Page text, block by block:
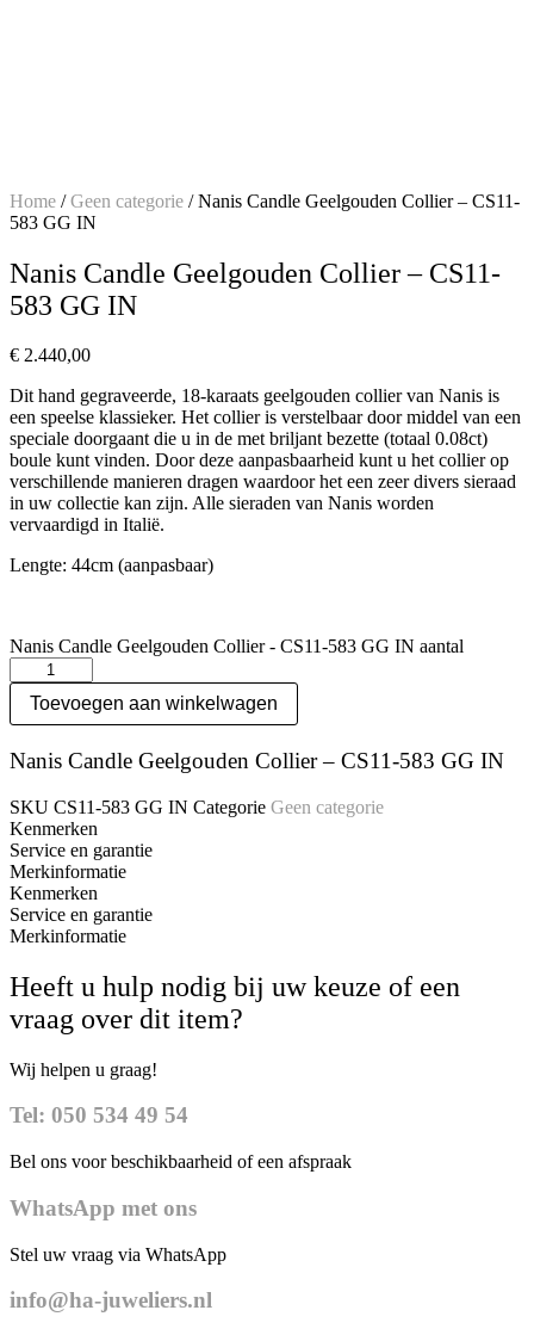
Home /Geen categorie / Nanis Candle Geelgouden Collier – CS11-
583 GG IN
Nanis Candle Geelgouden Collier – CS11-
583 GG IN
€ 2.440,00
Dit hand gegraveerde, 18-karaats geelgouden collier van Nanis is
een speelse klassieker. Het collier is verstelbaar door middel van een
speciale doorgaant die u in de met briljant bezette (totaal 0.08ct)
boule kunt vinden. Door deze aanpasbaarheid kunt u het collier op
verschillende manieren dragen waardoor het een zeer divers sieraad
in uw collectie kan zijn. Alle sieraden van Nanis worden
vervaardigd in Italië.
Lengte: 44cm (aanpasbaar)
Nanis Candle Geelgouden Collier - CS11-583 GG IN aantal
Toevoegen aan winkelwagen
Nanis Candle Geelgouden Collier – CS11-583 GG IN
SKU CS11-583 GG IN Categorie Geen categorie
Kenmerken
Service en garantie
Merkinformatie
Kenmerken
Service en garantie
Merkinformatie
Heeft u hulp nodig bij uw keuze of een
vraag over dit item?
Wij helpen u graag!
Tel: 050 534 49 54
Bel ons voor beschikbaarheid of een afspraak
WhatsApp met ons
Stel uw vraag via WhatsApp
info@ha-juweliers.nl